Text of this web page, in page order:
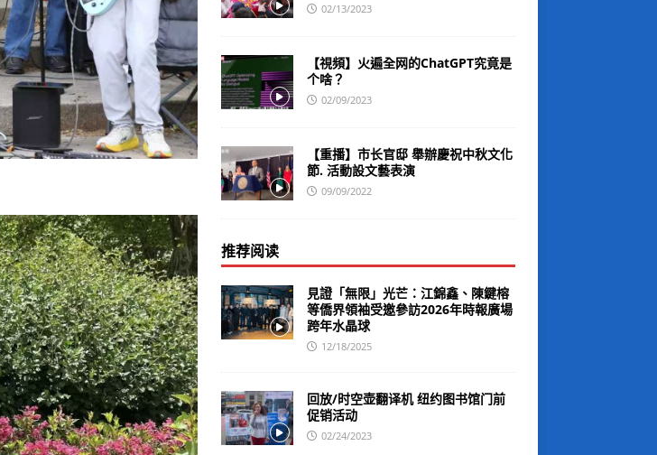
02/13/2023
【視頻】火遍全网的ChatGPT究竟是
个啥？
02/09/2023
【重播】市长官邸 舉辦慶祝中秋文化
節. 活動設文藝表演
09/09/2022
推荐阅读
見證「無限」光芒：江錦鑫、陳鍵榕
等僑界領袖受邀參訪2026年時報廣場
跨年水晶球
12/18/2025
回放/时空壶翻译机 纽约图书馆门前
促销活动
02/24/2023